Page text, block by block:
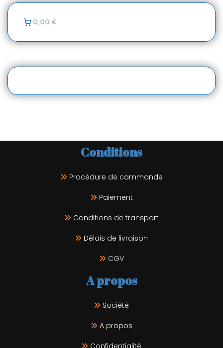
0,00 €
Conditions
Procédure de commande
Paiement
Conditions de transport
Délais de livraison
CGV
A propos
Société
A propos